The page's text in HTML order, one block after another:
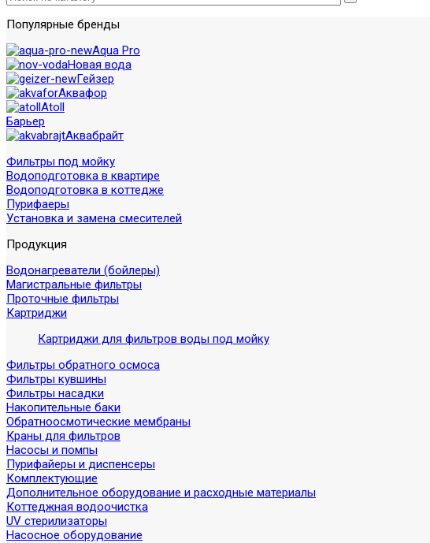
Популярные бренды
Aqua Pro
Новая вода
Гейзер
Аквафор
Atoll
Барьер
Аквабрайт
Фильтры под мойку
Водоподготовка в квартире
Водоподготовка в коттедже
Пурифаеры
Установка и замена смесителей
Продукция
Водонагреватели (бойлеры)
Магистральные фильтры
Проточные фильтры
Картриджи
Картриджи для фильтров воды под мойку
Фильтры обратного осмоса
Фильтры кувшины
Фильтры насадки
Накопительные баки
Обратноосмотические мембраны
Краны для фильтров
Насосы и помпы
Пурифайеры и диспенсеры
Комплектующие
Дополнительное оборудование и расходные материалы
Коттеджная водоочистка
UV стерилизаторы
Насосное оборудование